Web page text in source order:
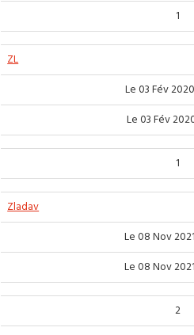
1
ZL
Le 03 Fév
Le 03 Fév
1
Zladav
Le 08 Nov
Le 08 Nov
2